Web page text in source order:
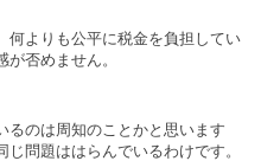
何よりも公平に税金を負担してい
否めません。
るのは周知のことかと思います
問題ははらんでいるわけです。